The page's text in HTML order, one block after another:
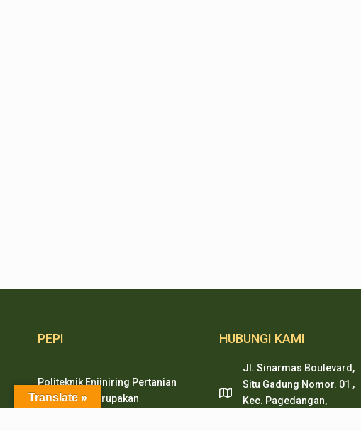
PEPI
Politeknik Enjiniring Pertanian
Indonesia merupakan
HUBUNGI KAMI
Jl. Sinarmas Boulevard,
Situ Gadung Nomor. 01 ,
Kec. Pagedangan,
Translate »